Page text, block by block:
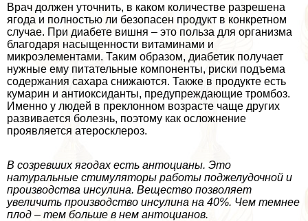
Врач должен уточнить, в каком количестве разрешена
ягода и полностью ли безопасен продукт в конкретном
случае. При диабете вишня – это польза для организма
благодаря насыщенности витаминами и
микроэлементами. Таким образом, диабетик получает
нужные ему питательные компоненты, риски подъема
содержания сахара снижаются. Также в продукте есть
кумарин и антиоксиданты, предупреждающие тромбоз.
Именно у людей в преклонном возрасте чаще других
развивается болезнь, поэтому как осложнение
проявляется атеросклероз.
В созревших ягодах есть антоцианы. Это
натуральные стимуляторы работы поджелудочной и
производства инсулина. Вещество позволяет
увеличить производство инсулина на 40%. Чем темнее
плод – тем больше в нем антоцианов.